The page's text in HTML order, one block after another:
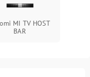
MI TV HOST
BAR